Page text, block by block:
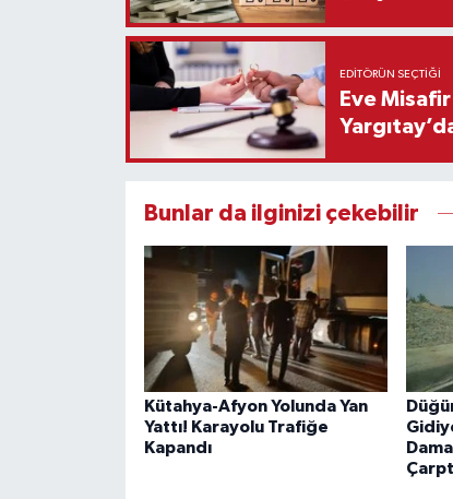
EDITÖRÜN SEÇTIĞI
Eve
Bunlar da ilginizi çekebilir
Kütahya-Afyon Yolunda Yan
Yattı! Karayolu Trafiğe
Kapandı